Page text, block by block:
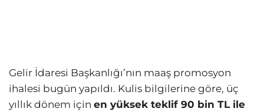
Gelir İdaresi Başkanlığı’nın maaş promosyon
ihalesi bugün yapıldı. Kulis bilgilerine göre, üç
yıllık dönem için en yüksek teklif 90 bin TL ile